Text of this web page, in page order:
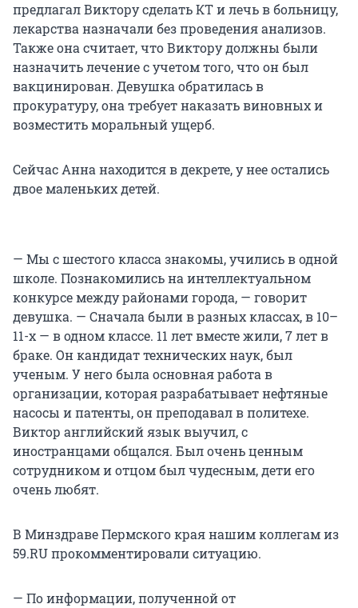
предлагал Виктору сделать КТ и лечь в больницу,
лекарства назначали без проведения анализов.
Также она считает, что Виктору должны были
назначить лечение с учетом того, что он был
вакцинирован. Девушка обратилась в
прокуратуру, она требует наказать виновных и
возместить моральный ущерб.
Сейчас Анна находится в декрете, у нее остались
двое маленьких детей.
— Мы с шестого класса знакомы, учились в одной
школе. Познакомились на интеллектуальном
конкурсе между районами города, — говорит
девушка. — Сначала были в разных классах, в 10–
11-х — в одном классе. 11 лет вместе жили, 7 лет в
браке. Он кандидат технических наук, был
ученым. У него была основная работа в
организации, которая разрабатывает нефтяные
насосы и патенты, он преподавал в политехе.
Виктор английский язык выучил, с
иностранцами общался. Был очень ценным
сотрудником и отцом был чудесным, дети его
очень любят.
В Минздраве Пермского края нашим коллегам из
59.RU прокомментировали ситуацию.
— По информации, полученной от